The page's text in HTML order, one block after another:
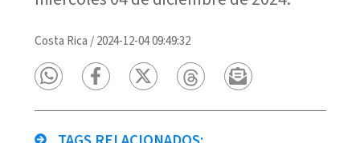
Costa Rica /2024-12-04 09:49:32